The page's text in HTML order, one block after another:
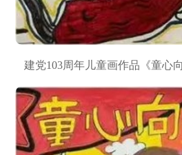
建党103周年儿童画作品《童心